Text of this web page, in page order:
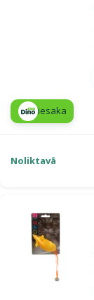
iesaka
Noliktavā